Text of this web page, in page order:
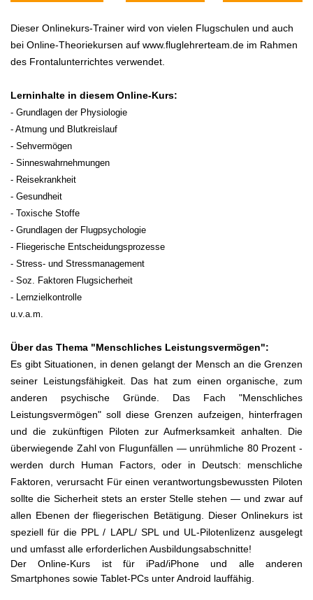
Dieser Onlinekurs-Trainer wird von vielen Flugschulen und auch
bei Online-Theoriekursen auf www.fluglehrerteam.de im Rahmen
des Frontalunterrichtes verwendet.
Lerninhalte in diesem Online-Kurs:
- Grundlagen der Physiologie
- Atmung und Blutkreislauf
- Sehvermögen
- Sinneswahrnehmungen
- Reisekrankheit
- Gesundheit
- Toxische Stoffe
- Grundlagen der Flugpsychologie
- Fliegerische Entscheidungsprozesse
- Stress- und Stressmanagement
- Soz. Faktoren Flugsicherheit
- Lernzielkontrolle
u.v.a.m.
Über das Thema "Menschliches Leistungsvermögen":
Es gibt Situationen, in denen gelangt der Mensch an die Grenzen
seiner Leistungsfähigkeit. Das hat zum einen organische, zum
anderen psychische Gründe. Das Fach "Menschliches
Leistungsvermögen" soll diese Grenzen auf­zeigen, hinterfragen
und die zukünftigen Piloten zur Aufmerksamkeit anhalten. Die
überwiegende Zahl von Flugunfällen — unrühmliche 80 Prozent -
werden durch Human Factors, oder in Deutsch: menschliche
Faktoren, verursacht Für einen verantwortungsbewussten Piloten
sollte die Sicherheit stets an erster Stelle stehen — und zwar auf
allen Ebenen der fliegerischen Betätigung. Dieser Onlinekurs ist
speziell für die PPL / LAPL/ SPL und UL-Pilotenlizenz ausgelegt
und umfasst alle erforderlichen Ausbildungsabschnitte!
Der Online-Kurs ist für iPad/iPhone und alle anderen
Smartphones sowie Tablet-PCs unter Android lauffähig.